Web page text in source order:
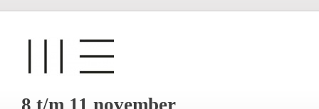
8 t/m 11 november